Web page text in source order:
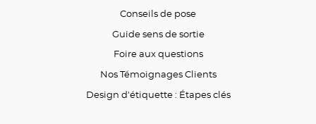
Conseils de pose
Guide sens de sortie
Foire aux questions
Nos Témoignages Clients
Design d'étiquette : Étapes clés